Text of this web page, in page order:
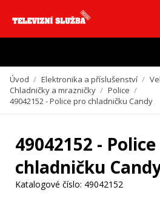
Vzhledem k aktuální situaci se může
zpozdit. Děkujeme za
Úvod / Elektronika a příslušenství /
Chladničky a mrazničky / Police /
49042152 - Police pro chladničku Candy
49042152 -
chladničku
Katalogové číslo: 49042152